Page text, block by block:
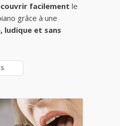
facilement le
grâce à une
ludique et sans